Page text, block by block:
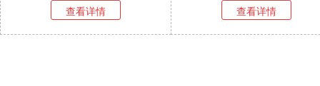
查看详情
查看详情